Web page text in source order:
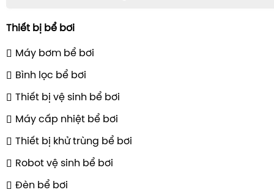
Thiết bị bể bơi
Máy bơm bể bơi
Bình lọc bể bơi
Thiết bị vệ sinh bể bơi
Máy cấp nhiệt bể bơi
Thiết bị khử trùng bể bơi
Robot vệ sinh bể bơi
Đèn bể bơi